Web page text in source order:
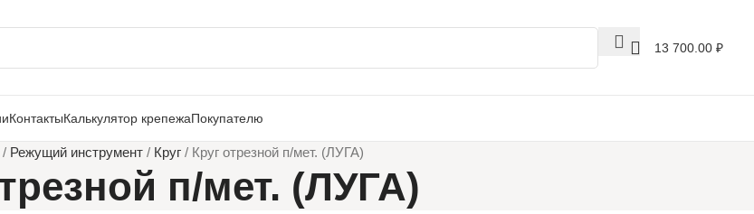
13 700.00 ₽
КонтактыКалькулятор крепежаПокупателю
Режущий инструмент/ Круг/ Круг отрезной п/мет. (ЛУГА)
п/мет. (ЛУГА)